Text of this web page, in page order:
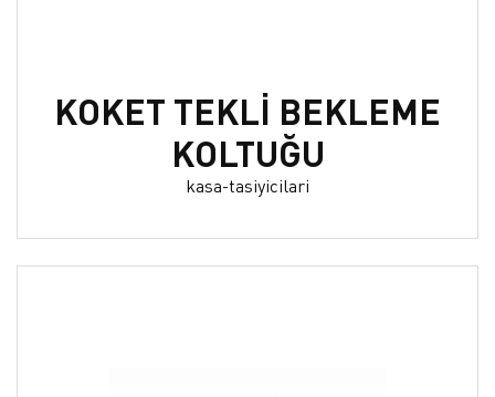
KOKET TEKLİ BEKLEME
KOLTUĞU
kasa-tasiyicilari